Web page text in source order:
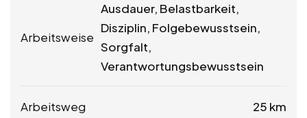
Arbeitsweise
Ausdauer, Belastbarkeit,
Disziplin, Folgebewusstsein,
Sorgfalt,
Verantwortungsbewusstsein
Arbeitsweg 25 km